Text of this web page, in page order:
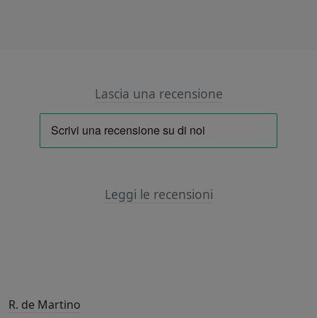
Lascia una recensione
Leggi le recensioni
R. de Martino